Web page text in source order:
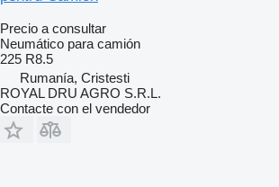
Precio a consultar
Neumático para camión
225 R8.5
Rumanía, Cristesti
ROYAL DRU AGRO S.R.L.
Contacte con el vendedor